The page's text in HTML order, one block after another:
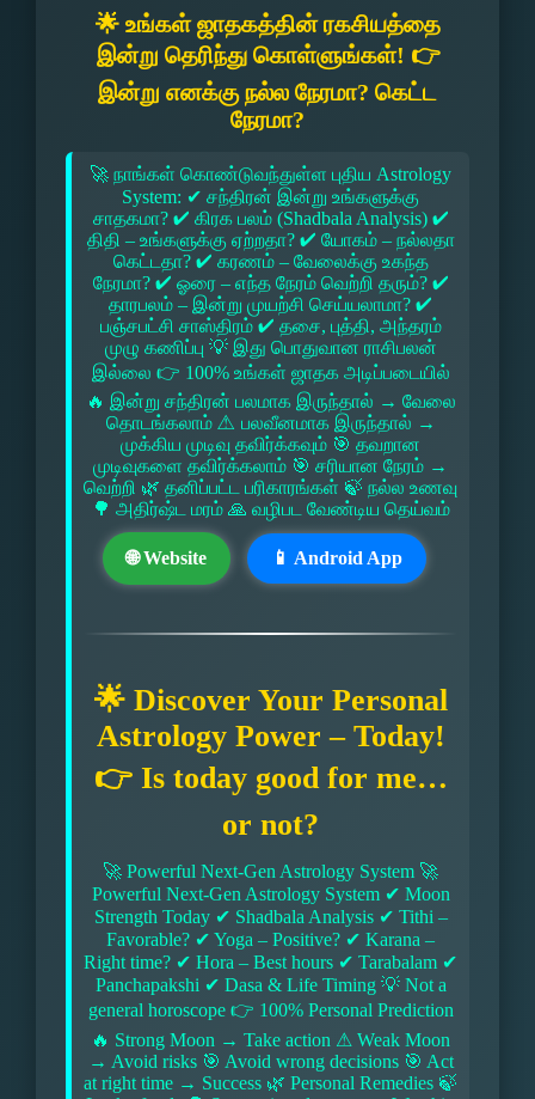
🌟 உங்கள் ஜாதகத்தின் ரகசியத்தை
இன்று தெரிந்து கொள்ளுங்கள்! 👉
இன்று எனக்கு நல்ல நேரமா? கெட்ட
நேரமா?
🚀 நாங்கள் கொண்டுவந்துள்ள புதிய Astrology
System: ✔ சந்திரன் இன்று உங்களுக்கு
சாதகமா? ✔ கிரக பலம் (Shadbala Analysis) ✔
திதி – உங்களுக்கு ஏற்றதா? ✔ யோகம் – நல்லதா
கெட்டதா? ✔ கரணம் – வேலைக்கு உகந்த
நேரமா? ✔ ஓரை – எந்த நேரம் வெற்றி தரும்? ✔
தாரபலம் – இன்று முயற்சி செய்யலாமா? ✔
பஞ்சபட்சி சாஸ்திரம் ✔ தசை, புத்தி, அந்தரம்
முழு கணிப்பு 💡 இது பொதுவான ராசிபலன்
இல்லை 👉 100% உங்கள் ஜாதக அடிப்படையில்
🔥 இன்று சந்திரன் பலமாக இருந்தால் → வேலை
தொடங்கலாம் ⚠ பலவீனமாக இருந்தால் →
முக்கிய முடிவு தவிர்க்கவும் 🎯 தவறான
முடிவுகளை தவிர்க்கலாம் 🎯 சரியான நேரம் →
வெற்றி 🌿 தனிப்பட்ட பரிகாரங்கள் 🍃 நல்ல உணவு
🌳 அதிர்ஷ்ட மரம் 🙏 வழிபட வேண்டிய தெய்வம்
🌐 Website 📱 Android App
🌟 Discover Your Personal
Astrology Power – Today!
👉 Is today good for me…
or not?
🚀 Powerful Next-Gen Astrology System 🚀
Powerful Next-Gen Astrology System ✔ Moon
Strength Today ✔ Shadbala Analysis ✔ Tithi –
Favorable? ✔ Yoga – Positive? ✔ Karana –
Right time? ✔ Hora – Best hours ✔ Tarabalam ✔
Panchapakshi ✔ Dasa & Life Timing 💡 Not a
general horoscope 👉 100% Personal Prediction
🔥 Strong Moon → Take action ⚠ Weak Moon
→ Avoid risks 🎯 Avoid wrong decisions 🎯 Act
at right time → Success 🌿 Personal Remedies 🍃